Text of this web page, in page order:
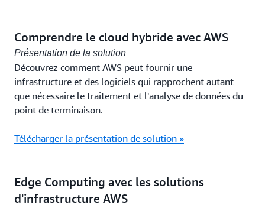
Comprendre le cloud hybride avec AWS
Présentation de la solution
Découvrez comment AWS peut fournir une
infrastructure et des logiciels qui rapprochent autant
que nécessaire le traitement et l'analyse de données du
point de terminaison.
Télécharger la présentation de solution »
Edge Computing avec les solutions
d'infrastructure AWS